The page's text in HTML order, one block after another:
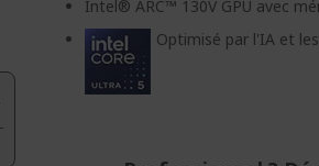
Intel® ARC™ 130V GPU avec
Optimisé par l'IA et